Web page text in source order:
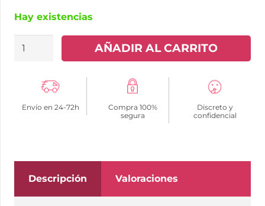
Hay existencias
KODAK
ALCALINA
cantidad
AÑADIR AL CARRITO
Envío en 24-72h
Compra 100%
segura
Discreto y
confidencial
Descripción Valoraciones